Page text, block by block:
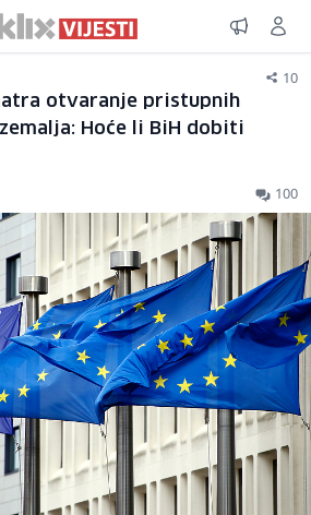
10
otvaranje pristupnih
Hoće li BiH dobiti
100